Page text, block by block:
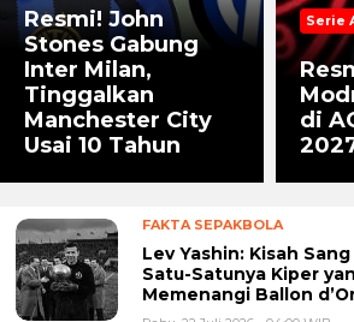
Resmi! John
Stones Gabung
Inter Milan,
Tinggalkan
Manchester City
Usai 10 Tahun
Serie
di
FAKTA SEPAKBOLA
Lev Yashin: Kisah
Satu-Satunya Kiper
Memenangi Ballon